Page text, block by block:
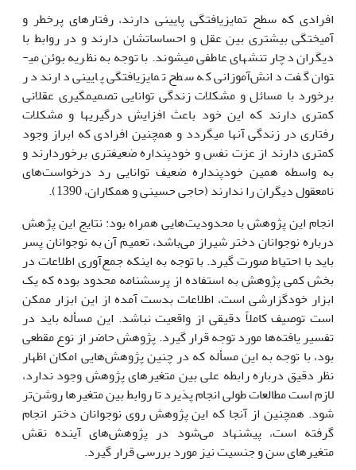
افرادی که سطح تمایزیافتگی پایینی دارند، رفتارهای پرخطر و
آمیختگی بیشتری بین عقل و احساساتشان دارند و در روابط با
دیگران دچار تنش­های عاطفی می­شوند. با توجه به نظریه بوئن می­
توان گفت دانش‌آموزانی که سطح تمایز‌یافتگی پایینی دارند در
برخورد با مسائل و مشکلات زندگی توانایی تصمیم­گیری عقلانی
کمتری دارند که این خود باعث افزایش درگیری­ها و مشکلات
رفتاری در زندگی آنها می­گردد و همچنین افرادی که ابراز وجود
کمتری دارند از عزت نفس و خودپنداره ضعیف­تری برخوردارند و
به واسطه همین خودپنداره ضعیف توانایی رد درخواست‌های
نامعقول دیگران را ندارند (حاجی حسینی و همکاران، 1390).
انجام این پژوهش با محدودیت‌هایی همراه بود: نتایج این پژهش
درباره نوجوانان دختر شیراز می‌باشد، تعمیم آن به نوجوانان پسر
باید با احتیاط صورت گیرد. با توجه به اینکه جمع‌آوری اطلاعات در
بخش کمی پژوهش به استفاده از پرسشنامه محدود بوده که یک
ابزار خودگزارشی است، اطلاعات بدست آمده از این ابزار ممکن
است توصیف کاملاً دقیقی از واقعیت نباشد. این مسأله باید در
تفسیر یافته‌ها مورد توجه قرار گیرد. پژوهش حاضر از نوع مقطعی
بود، با توجه به این مسأله که در چنین پژوهش‌هایی امکان اظهار
نظر دقیق درباره رابطه علی بین متغیرهای پژوهش وجود ندارد،
لازم است مطالعات طولی انجام پذیرد تا روابط بین متغیرها روشن‌تر
شود. همچنین از آنجا که این پژوهش روی نوجوانان دختر انجام
گرفته است، پیشنهاد می‌شود در پژوهش‌های آینده نقش
متغیرهای سن و جنسیت نیز مورد بررسی قرار گیرد.